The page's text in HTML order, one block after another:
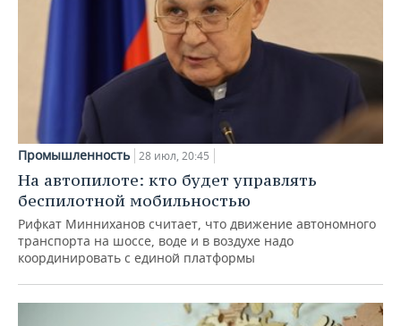
Промышленность 28 июл, 20:45
На автопилоте: кто будет управлять
беспилотной мобильностью
Рифкат Минниханов считает, что движение автономного
транспорта на шоссе, воде и в воздухе надо
координировать с единой платформы